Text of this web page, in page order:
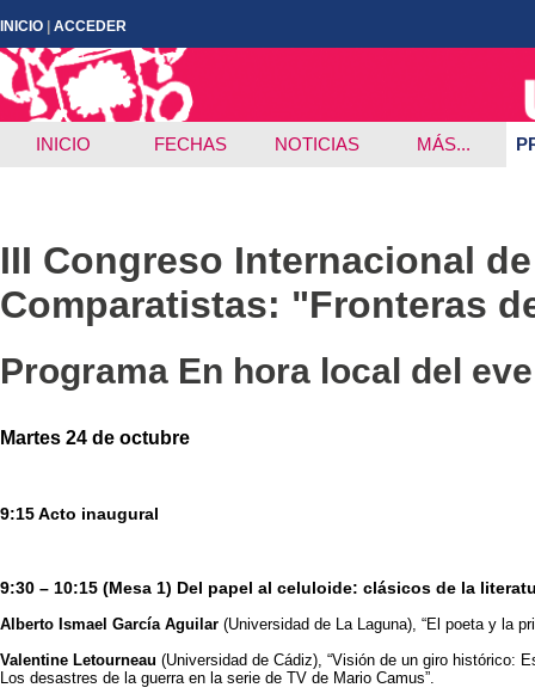
INICIO ACCEDER
INICIO FECHAS NOTICIAS MÁS...
III Congreso Internacional
Comparatistas: "Fronteras
Programa En hora local del
Martes 24 de octubre
9:15 Acto inaugural
9:30 – 10:15 (Mesa 1) Del papel al celuloide: clásicos de la
Alberto Ismael García Aguilar (Universidad de La Laguna), “El poeta y la
Valentine Letourneau (Universidad de Cádiz), “Visión de un giro histórico:
Los desastres de la guerra en la serie de TV de Mario Camus”.